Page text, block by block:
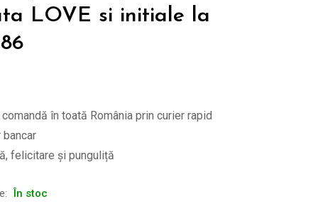
LOVE si initiale la
în toată România prin curier rapid
felicitare și punguliță
În stoc